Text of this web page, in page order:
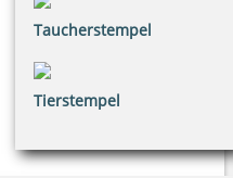
Taucherstempel
Tierstempel